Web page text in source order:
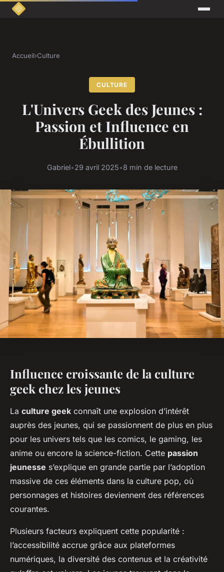
Accueil›Culture
CULTURE
L'Univers Geek des Jeunes :
Passion et Influence en
Ébullition
Gabriel•29 avril 2025•8 min de lecture
Influence croissante de la culture
geek chez les jeunes
La culture geek connaît une explosion d’intérêt
auprès des jeunes, qui se passionnent de plus en plus
pour les univers tels que les comics, le gaming, les
anime ou encore la science-fiction. Cette passion
jeunesse s’explique en grande partie par l’adoption
massive de ces éléments dans la culture pop, où
personnages et histoires deviennent des références
courantes.
Plusieurs facteurs expliquent cette popularité :
l’accessibilité accrue grâce aux plateformes
numériques, la diversité des contenus et la créativité